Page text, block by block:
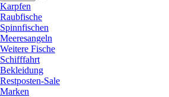
Karpfen
Raubfische
Spinnfischen
Meeresangeln
Weitere Fische
Schifffahrt
Bekleidung
Restposten-Sale
Marken